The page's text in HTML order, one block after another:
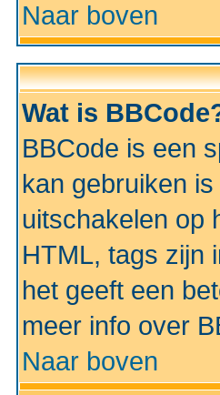
Naar boven
Wat is
BBCode is een
kan gebruiken
uitschakelen op
HTML, tags zijn
het geeft een
meer info over
Naar boven